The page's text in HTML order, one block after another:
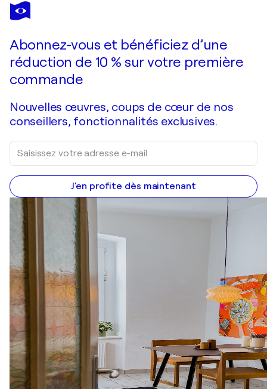
ZEZINHA FARRAJOTA
Ålesund
Abonnez-vous et bénéficiez d’une
réduction de 10 % sur votre première
commande
Nouvelles œuvres, coups de cœur de nos
conseillers, fonctionnalités exclusives.
J'en profite dès maintenant